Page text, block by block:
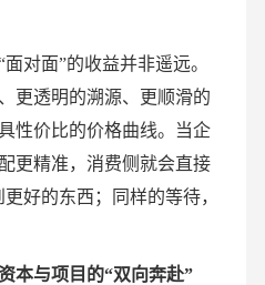
对面”的收益并非遥远。
更透明的溯源、更顺滑的
性价比的价格曲线。当企
更精准，消费侧就会直接
好的东西；同样的等待，
本与项目的“双向奔赴”